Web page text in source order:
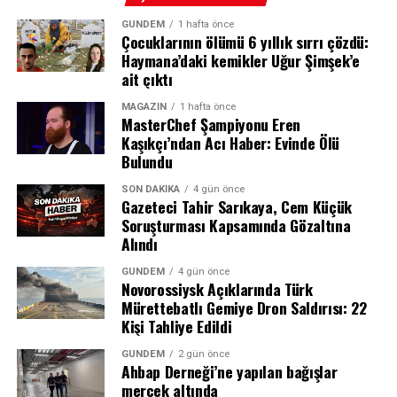
📘 Facebook
REKLAM
REKLAM
GÜNDEM 1 hafta önce
Çocuklarının ölümü 6 yıllık sırrı çözdü:
Haymana’daki kemikler Uğur Şimşek’e
ait çıktı
MAGAZIN 1 hafta önce
MasterChef Şampiyonu Eren
Kaşıkçı’ndan Acı Haber: Evinde Ölü
Bulundu
SON DAKIKA 4 gün önce
Gazeteci Tahir Sarıkaya, Cem Küçük
Soruşturması Kapsamında Gözaltına
Alındı
GÜNDEM 4 gün önce
Novorossiysk Açıklarında Türk
Mürettebatlı Gemiye Dron Saldırısı: 22
Kişi Tahliye Edildi
GÜNDEM 2 gün önce
Ahbap Derneği’ne yapılan bağışlar
mercek altında